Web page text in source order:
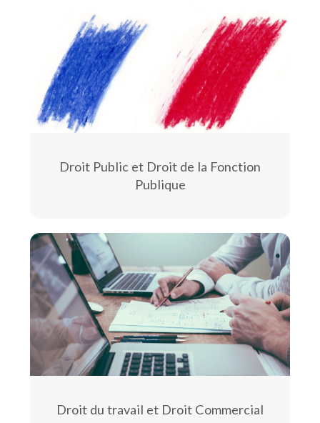
Droit Public et Droit de la Fonction
Publique
Droit du travail et Droit Commercial